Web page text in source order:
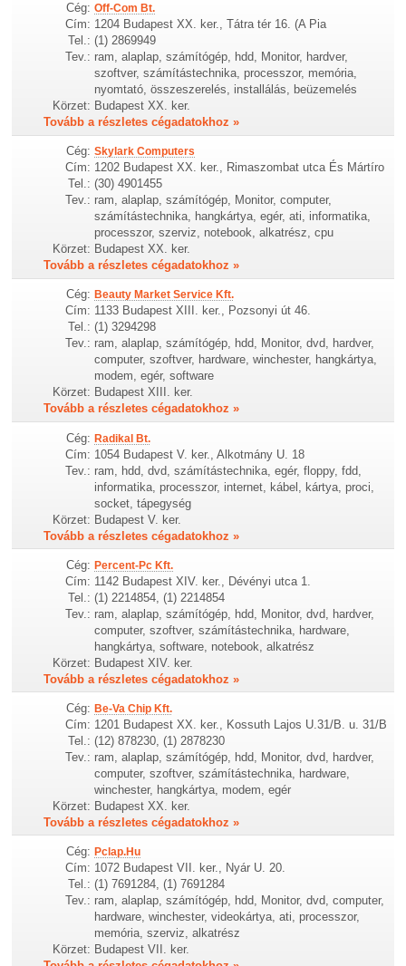
Cég: Off-Com Bt.
Cím: 1204 Budapest XX. ker., Tátra tér 16. (A Pia
Tel.: (1) 2869949
Tev.: ram, alaplap, számítógép, hdd, Monitor, hardver,
szoftver, számítástechnika, processzor, memória,
nyomtató, összeszerelés, installálás, beüzemelés
Körzet: Budapest XX. ker.
Tovább a részletes cégadatokhoz »
Cég: Skylark Computers
Cím: 1202 Budapest XX. ker., Rimaszombat utca És Mártíro
Tel.: (30) 4901455
Tev.: ram, alaplap, számítógép, Monitor, computer,
számítástechnika, hangkártya, egér, ati, informatika,
processzor, szerviz, notebook, alkatrész, cpu
Körzet: Budapest XX. ker.
Tovább a részletes cégadatokhoz »
Cég: Beauty Market Service Kft.
Cím: 1133 Budapest XIII. ker., Pozsonyi út 46.
Tel.: (1) 3294298
Tev.: ram, alaplap, számítógép, hdd, Monitor, dvd, hardver,
computer, szoftver, hardware, winchester, hangkártya,
modem, egér, software
Körzet: Budapest XIII. ker.
Tovább a részletes cégadatokhoz »
Cég: Radikal Bt.
Cím: 1054 Budapest V. ker., Alkotmány U. 18
Tev.: ram, hdd, dvd, számítástechnika, egér, floppy, fdd,
informatika, processzor, internet, kábel, kártya, proci,
socket, tápegység
Körzet: Budapest V. ker.
Tovább a részletes cégadatokhoz »
Cég: Percent-Pc Kft.
Cím: 1142 Budapest XIV. ker., Dévényi utca 1.
Tel.: (1) 2214854, (1) 2214854
Tev.: ram, alaplap, számítógép, hdd, Monitor, dvd, hardver,
computer, szoftver, számítástechnika, hardware,
hangkártya, software, notebook, alkatrész
Körzet: Budapest XIV. ker.
Tovább a részletes cégadatokhoz »
Cég: Be-Va Chip Kft.
Cím: 1201 Budapest XX. ker., Kossuth Lajos U.31/B. u. 31/B
Tel.: (12) 878230, (1) 2878230
Tev.: ram, alaplap, számítógép, hdd, Monitor, dvd, hardver,
computer, szoftver, számítástechnika, hardware,
winchester, hangkártya, modem, egér
Körzet: Budapest XX. ker.
Tovább a részletes cégadatokhoz »
Cég: Pclap.Hu
Cím: 1072 Budapest VII. ker., Nyár U. 20.
Tel.: (1) 7691284, (1) 7691284
Tev.: ram, alaplap, számítógép, hdd, Monitor, dvd, computer,
hardware, winchester, videokártya, ati, processzor,
memória, szerviz, alkatrész
Körzet: Budapest VII. ker.